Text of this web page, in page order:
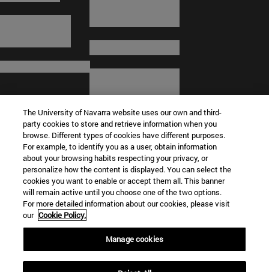
© Universidad de Navarra
Información legal
Términos y condiciones
Accesibilidad
Configuración de cookies
Localizador de campus
The University of Navarra website uses our own and third-
party cookies to store and retrieve information when you
browse. Different types of cookies have different purposes.
For example, to identify you as a user, obtain information
about your browsing habits respecting your privacy, or
personalize how the content is displayed. You can select the
cookies you want to enable or accept them all. This banner
will remain active until you choose one of the two options.
For more detailed information about our cookies, please visit
our Cookie Policy.
Manage cookies